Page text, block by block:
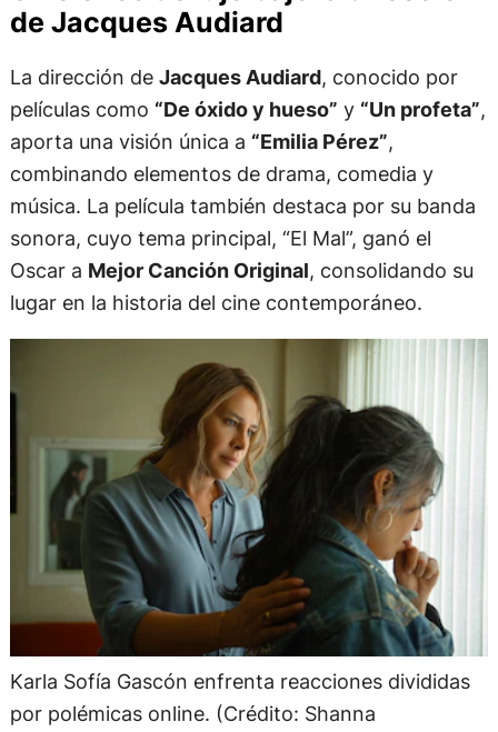
de Jacques Audiard
La dirección de Jacques Audiard, conocido por
películas como “De óxido y hueso” y “Un profeta”,
aporta una visión única a “Emilia Pérez”,
combinando elementos de drama, comedia y
música. La película también destaca por su banda
sonora, cuyo tema principal, “El Mal”, ganó el
Oscar a Mejor Canción Original, consolidando su
lugar en la historia del cine contemporáneo.
Karla Sofía Gascón enfrenta reacciones divididas
por polémicas online. (Crédito: Shanna